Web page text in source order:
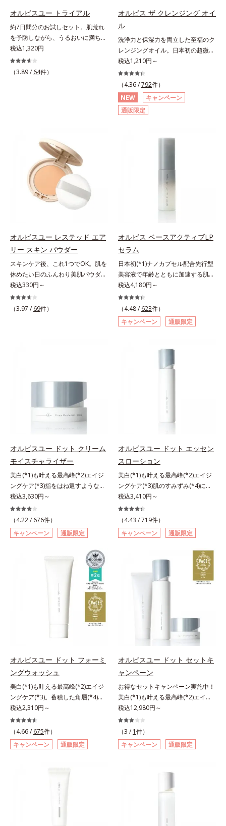
*3 ポーラ化成独自の（Ｃ１２－２
形成するミセル*4 炭酸ジカプリリ
ル*5 乾燥や汚れによる*6 キメの乱
れによる＜使用量目安＞適量＜使用
ステップ＞オルビス ザ クレンジン
グ オイル ⇒ 洗顔料 ⇒ 化粧
いメイクを落とす際は、乾いた手に
とり、メイクとしっかりなじませて
ください。3.メイクとなじんだら、
水またはぬるま湯でよく洗い流しま
す。4.その後、洗顔料で洗顔してく
ださい。
す。粉浮きや厚塗り感の少ない、リ
ァンデーションです。*1 メイク効
果による *2 保湿成分
ビスユー ドットシリーズは美容成
ター(*8)」を配合。そして、従来か
ら配合している美白有効成分「トラ
ネキサム酸」を配合しました。さら
に、シリーズ共通の美容成分(*7)
「GLルートブースター(*9)」を配合
することで、肌のふっくら感や透明
感を叶えます。美白ケアしながら多
角的なエイジングケアが叶うシリー
ズに。3ステップで上向き(*10)のハ
計で、あなたのエイジングケアを応
シュ除く）*2 オルビス内スキンケ
アシリーズの保湿力*3 年齢に応じ
たお手入れのこと*4 うるおいによ
る*5 乾燥、ハリ・ツヤのなさ
*6 乾燥による*7 保湿成分*8
キス配合＝うるおいを与えハリと透
明感に満ちた肌へ導く保湿成分*9
メマツヨイグサ抽出液、スイカズラ
エキス配合＝角層のすみずみまで水
分・油分を保ち、ハリ・ツヤを与え
る保湿成分*10 気持ちのことアレ
ルギーテスト済＝全ての方にアレル
ギーが起こらないということではあ
りません。
オルビスユー トライアル
約7日間分のお試しセット。肌荒れ
を予防しながら、うるおいに満ちた
美しい肌へ。7000種を超える成分
から厳選し、「うるおいの質(*1)」
に着目した初期エイジングケア(*2)
オルビスグループ独自の肌荒れ防止
有効成分として、「DF-パンテノー
ル(*3)」を国内唯一(*4)、高濃度で
配合。角層のバリア機能にアプロー
チして肌荒れを防ぎ、肌不調にゆら
がない肌を叶えます。そして、独自
研究に基づいたアプローチ成分
リ感あふれる肌へと導きます。うる
おいに満ちたゆらがない肌をご体感
いただくために設計された3ステッ
プで、いつも力強く美しくあり続け
るあなたを応援します。*1 肌にう
*2 年齢に応じたお手入れのこと
*3 デクスパンテノールW*4
税込1,320円
（3.89 / 64件）
オルビス ザ クレンジング オイ
ル
洗浄力と保湿力を両立した至福のク
レンジングオイル。日本初の超微粒
子技術(*1)が毛穴奥の微細な汚れに
アプローチ。圧倒的な洗浄力と毛穴
悩みに着目したクレンジングオイル
です。日本初・超微粒子技術(*1)
で、さっと塗り広げるだけで濃いメ
イクはもちろん毛穴悩みも取り去
(*3)をクレンジングに搭載すること
に成功。毛穴よりはるかに小さい超
微粒子とオイルが肌と汚れの間に入
り込み、小さくばらけて肌表面にう
することを防止し、細かい毛穴汚れ
をごっそりするん！角栓溶解オイル
(*4)が詰まりや黒ずみも溶かして、
毛穴の目立ちにくいすべすべ肌に洗
い上げます。大人肌のためのくすみ
(*5)を晴らすアプローチによって圧
巻の洗浄力と保湿力を叶え、毛穴目
立ち(*6)や乾燥によるくすみをケア
し、毎日のメイクが楽しくなる晴れ
成独自の（Ｃ１２－２０）アルキル
ルから、汚れをはね返す水の膜をつ
*2 オルビス内でかつてないオイル
クレンジングのこと*3 ポーラ化成
独自の（Ｃ１２－２０）アルキルグ
による*6 キメの乱れによる＜使用
量目安＞適量＜使用ステップ＞オル
ビス ザ クレンジング オイル ⇒
洗顔料 ⇒ 化粧水 ⇒ 保湿液
※W洗顔が必要です＜使用方法＞1.
適量（2プッシュ程度）をとり、手
のひら全体にさっと広げます。2.肌
の上で軽くらせんを描くように、メ
イクとよくなじませます。※落ちに
くいメイクを落とす際は、乾いた手
にとり、メイクとしっかりなじませ
てください。3.メイクとなじんだ
ら、水またはぬるま湯でよく洗い流
てください。各商品の詳しい情報は
商品ページをご覧ください。・
BEAUTY夏祭りは、こちら
税込1,210円～
（4.36 /792件）
NEW
キャンペーン
通販限定
オルビスユー レステッド エア
リー スキン パウダー
スキンケア後、これ1つでOK。肌を
休めたい日のふんわり美肌パウダ
ー。ふんわり美肌が叶う、うるおい
パウダーです。3色の光を操るパウ
ダーがツヤと透明感を演出。ソフト
ア後にこれひとつでライトメイク効
収剤やグリセリン、パラベンもフリ
ー処方。肌を休ませたい日、リモー
トワークの時、近所へちょこっとお
出かけする時など、しっかりメイク
は負担に感じる日におすすめです。
税込330円～
（3.97 / 69件）
オルビス ベースアクティブLP
セラム
日本初(*1)ナノカプセル配合先行型
美容液で年齢とともに加速する肌悩
み(*2)にブレーキを。スキンケアの
打ち止め感に。年齢とともに加速す
る肌悩み(*2)にブレーキをかけ、化
粧水前の土台(*3)づくりで、うるお
いに満ち満ちた内側から弾むような
と不安…。いろいろケアしているの
そんな大人の肌悩みにアプローチす
プセルの表面は肌になじみやすい構
造(*4)。内包した美容成分(*5)の浸
透をサポートし、角層すみずみをう
るおいで満たします。さらに“うる
おいの通り道”を作って化粧水のな
じみ感をUP。化粧水前に使うこと
で、普段の化粧水の手ごたえをより
実感できる、しっとり整った肌状態
へ。化粧水前に2プッシュ使うだけ
で、うるおいのすき間にぐんぐん入
り込み、うるおいで満ち満ちたハリ
のある美肌へと整えます。*1 クチ
ナシ果実エキス、ハトムギ種子エキ
ス、ユズ果実エキス、水添レシチ
ン、フィトステロールズ、（Ｃ１２
－２０）アルキルグルコシドの組み
合わせが初（2023年4月 Mintel社デ
ータベースによる当社調べ）*2 う
ーストステップのこと*4 細胞間脂
質に類似した構造*5 保湿成分
税込4,180円～
（4.48 / 623件）
キャンペーン
通販限定
オルビスユー ドット クリーム
モイスチャライザー
美白(*1)も叶える最高峰(*2)エイジ
ングケア(*3)指をはね返すような弾
力感が宿るハリ感 濃密フィットク
リーム。ハリも透明感(*4)も結果主
義。年齢サイン(*5)の因子に着目し
た肌科学エイジングケア(*3)シリー
ズ。オルビスユー ドットシリーズ
は、年齢による肌悩み一つ一つを対
処するのではなく、肌で起きている
ことの根本原因に着目。加齢ととも
に現れる年齢サインについて研究を
進めたところ、弾力感のない状態で
ある「ハリのなさ」や、くすみ(*6)
などが現れている状態である「透明
感のなさ」が、大人の肌印象に大き
シリーズは美容成分(*7)として
「G.D.F.アクティベーター(*8)」を
配合。そして、従来から配合してい
る美白(*1)有効成分「トラネキサム
酸」を配合しました。さらに、シリ
ーズ共通の美容成分「GLルートブ
ースター(*9)」を配合することで、
肌のふっくら感や透明感を叶えま
す。美白ケアしながら多角的なエイ
ジングケアが叶うシリーズに。3ス
感を。効果的なシナジー設計で、あ
なたのエイジングケアを応援しま
す。*1 メラニンの生成を抑え、シ
ミ・ソバカスを防ぐ（ウォッシュを
税込3,630円～
（4.22 / 676件）
キャンペーン
通販限定
オルビスユー ドット エッセン
スローション
美白(*1)も叶える最高峰(*2)エイジ
ングケア(*3)肌のすみずみ(*4)にし
みわたるうるおい充満ローション。
ハリも透明感(*5)も結果主義。年齢
サイン(*6)の因子に着目した肌科学
エイジングケア(*3)シリーズ。オル
ビスユー ドットシリーズは、年齢
による肌悩み一つ一つを対処するの
ではなく、肌で起きていることの根
本原因に着目。加齢とともに現れる
年齢サインについて研究を進めたと
リのなさ」や、くすみ(*7)などが現
れている状態である「透明感のな
さ」が、大人の肌印象に大きな影響
を与えていることがわかりました。
そこでオルビスユー ドットシリー
ズは美容成分(*8)として「G.D.F.ア
クティベーター(*9)」を配合。そし
て、従来から配合している美白(*1)
有効成分「トラネキサム酸」を配合
しました。さらに、シリーズ共通の
美容成分「GLルートブースター
(*10)」を配合することで、肌のふ
っくら感や透明感を叶えます。美白
ケアしながら多角的なエイジングケ
アが叶うシリーズに。3ステップで
果的なシナジー設計で、あなたのエ
ラニンの生成を抑え、シミ・ソバカ
税込3,410円～
（4.43 /719件）
キャンペーン
通販限定
オルビスユー ドット フォーミ
ングウォッシュ
美白(*1)も叶える最高峰(*2)エイジ
ングケア(*3)。蓄積した角層(*4)を
絡めとりくすみ(*5)を晴らす高密着
マイルドピーリング(*6)洗顔料。ハ
リも透明感(*7)も結果主義。年齢サ
イン(*8)の因子に着目した肌科学エ
イジングケア(*3)シリーズ。オルビ
よる肌悩み一つ一つを対処するので
はなく、肌で起きていることの根本
原因に着目。加齢とともに現れる年
齢サインについて研究を進めたとこ
税込2,310円～
（4.66 / 675件）
キャンペーン
通販限定
オルビスユー ドット セットキ
ャンペーン
お得なセットキャンペーン実施中！
美白(*1)も叶える最高峰(*2)エイジ
ングケア(*3)。ハリも透明感(*4)も
結果主義。年齢サイン(*5)の因子に
着目した肌科学エイジングケア(*3)
シリーズ。オルビスユー ドットシ
リーズは、年齢による肌悩み一つ一
ていることの根本原因に着目。加齢
いて研究を進めたところ、弾力感の
ある「透明感のなさ」が現れること
税込12,980円～
（3 / 1件）
キャンペーン
通販限定